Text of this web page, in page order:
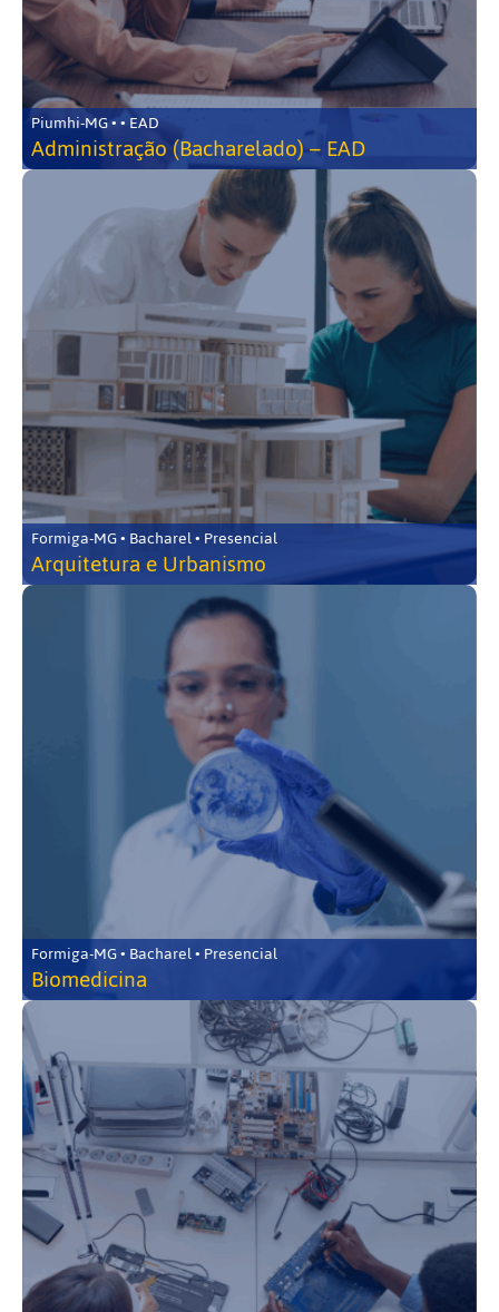
Piumhi-MG • • EAD
Administração (Bacharelado) – EAD
Formiga-MG • Bacharel • Presencial
Arquitetura e Urbanismo
Formiga-MG • Bacharel • Presencial
Biomedicina